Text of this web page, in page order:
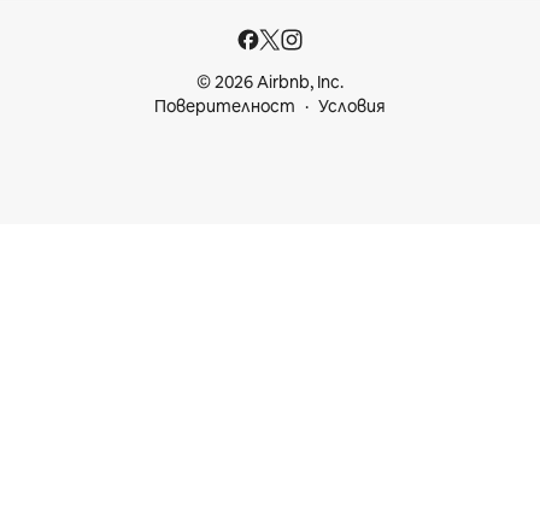
© 2026 Airbnb, Inc.
Поверителност
Условия